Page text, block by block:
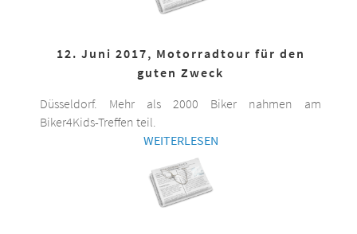
12. Juni 2017, Motorradtour für den
guten Zweck
Düsseldorf. Mehr als 2000 Biker nahmen am
Biker4Kids-Treffen teil.
WEITERLESEN